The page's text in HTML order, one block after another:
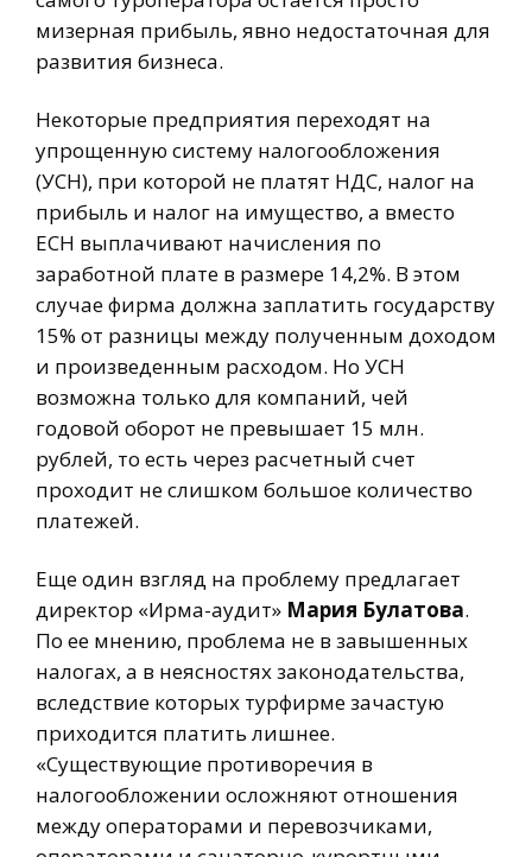
мизерная прибыль, явно недостаточная для
развития бизнеса.
Некоторые предприятия переходят на
упрощенную систему налогообложения
(УСН), при которой не платят НДС, налог на
прибыль и налог на имущество, а вместо
ЕСН выплачивают начисления по
заработной плате в размере 14,2%. В этом
случае фирма должна заплатить государству
15% от разницы между полученным доходом
и произведенным расходом. Но УСН
возможна только для компаний, чей
годовой оборот не превышает 15 млн.
рублей, то есть через расчетный счет
проходит не слишком большое количество
платежей.
Еще один взгляд на проблему предлагает
директор «Ирма-аудит» Мария Булатова.
По ее мнению, проблема не в завышенных
налогах, а в неясностях законодательства,
вследствие которых турфирме зачастую
приходится платить лишнее.
«Существующие противоречия в
налогообложении осложняют отношения
между операторами и перевозчиками,